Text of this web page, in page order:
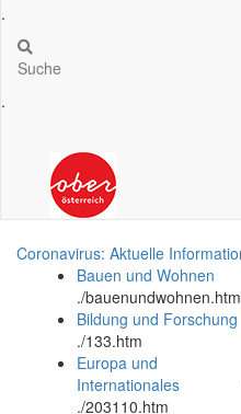
.
Suche
.
Coronavirus: Aktuelle
Bauen und Wohnen
./bauenundwohnen.htm
Bildung und Forschung
./133.htm
Europa und
Internationales
./203110.htm